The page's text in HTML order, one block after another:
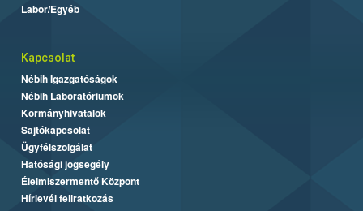
Labor/Egyéb
Kapcsolat
Nébih Igazgatóságok
Nébih Laboratóriumok
Kormányhivatalok
Sajtókapcsolat
Ügyfélszolgálat
Hatósági jogsegély
Élelmiszermentő Központ
Hírlevél feliratkozás